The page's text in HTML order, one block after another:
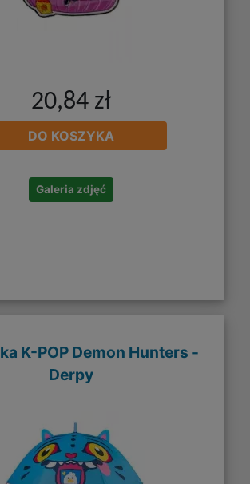
20,84 zł
DO KOSZYKA
Galeria zdjęć
K-POP Demon Hunters -
Derpy